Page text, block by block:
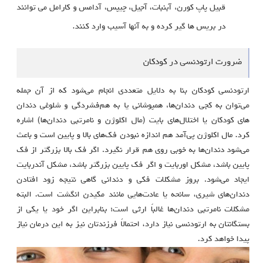
قبیل پاپ کورن، آبنبات، آجیل، چیپس، آدامس و کارامل می توانند
در بریس ها گیر کرده و به آنها آسیب وارد کنند.
ضرورت ارتودنسی در کودکان
ارتودنسی کودکان بنا به دلایل متعددی انجام می‌شود که از آن جمله
می‌توان به کجی دندان‌ها، همپوشانی یا به هم‌فشردگی و شلوغی دندان‌
های کودکان یا اختلال‌های بایت (مال اکلوژن و نامرتبی دندان‌ها) اشاره
کرد. مال اکلوژن پی‌آمد هم اندازه نبودن فک‌های بالا و پایین است و باعث
می‌شود دندان‌ها به خوبی روی هم قرار نگیرد. اگر فک بالا بزرگتر از فک
پایین باشد، مشکل اوربایت و اگر فک پایین بزرگتر باشد، مشکل آندربایت
ایجاد می‌شود. بروز مشکلات فکی و دندانی گاهی نتیجه زود افتادن
دندان‌های شیری، سانحه یا عادت‌هایی مانند مکیدن انگشت است. البته
مشکلات نامرتبی دندان‌ها غالباً ارثی است؛ بنابراین اگر خود یا یکی از
بستگانتان به ارتودنسی نیاز دارد، احتمالاً فرزندتان نیز به این درمان نیاز
پیدا خواهد کرد.